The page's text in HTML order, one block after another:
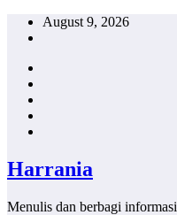
Skip
August 9, 2026
Harrania
Menulis dan berbagi informasi